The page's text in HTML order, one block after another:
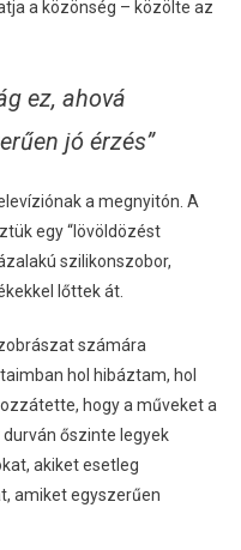
a közönség – közölte az
ez, ahová
jó érzés”
a megnyitón. A
egy “lövöldözést
szilikonszobor,
lőttek át.
számára
hol hibáztam, hol
hogy a műveket a
durván őszinte legyek
akiket esetleg
amiket egyszerűen